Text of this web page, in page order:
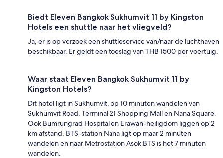
Biedt Eleven Bangkok Sukhumvit 11 by Kingston
Hotels een shuttle naar het vliegveld?
Ja, er is op verzoek een shuttleservice van/naar de luchthaven
beschikbaar. Er geldt een toeslag van THB 1500 per voertuig.
Waar staat Eleven Bangkok Sukhumvit 11 by
Kingston Hotels?
Dit hotel ligt in Sukhumvit, op 10 minuten wandelen van
Sukhumvit Road, Terminal 21 Shopping Mall en Nana Square.
Ook Bumrungrad Hospital en Erawan-heiligdom liggen op 2
km afstand. BTS-station Nana ligt op maar 2 minuten
wandelen en naar Metrostation Asok BTS is het 7 minuten
wandelen.